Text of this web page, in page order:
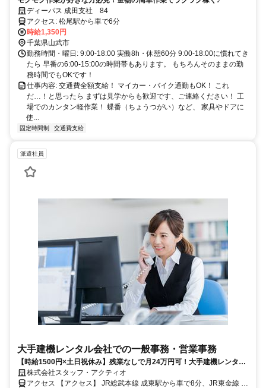
ディーパス 成田支社 84
アクセス: 松尾駅から車で6分
時給1,350円
千葉県山武市
勤務時間・曜日: 9:00‐18:00 実働8h・休憩60分 9:00‐18:00に慣れてき
たら 早番の6:00‐15:00の時間帯もあります。 もちろんそのままの勤
務時間でもOKです！
仕事内容: 交通費全額支給！ マイカー・バイク通勤もOK！ これ
だ…！と思ったら まずは見学からも歓迎です、ご連絡ください！ 工
場でのカンタン軽作業！ 蝶番（ちょうつがい）など、 家具やドアに
使...
固定時間制 交通費支給
派遣社員
大手建機レンタル会社での一般事務・営業事務
【時給1500円×土日祝休み】残業なしで月24万円可！大手建機レンタル
会社での営業事務＊未経験OK＊車通勤OK/Jak1ﾛﾄ0-TY
株式会社スタッフ・アクティオ
アクセス 【アクセス】 JR総武本線 成東駅から車で8分、JR東金線 求